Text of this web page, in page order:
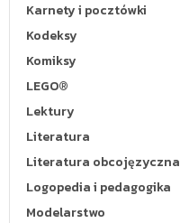
Karnety i pocztówki
Kodeksy
Komiksy
LEGO®
Lektury
Literatura
Literatura obcojęzyczna
Logopedia i pedagogika
Modelarstwo